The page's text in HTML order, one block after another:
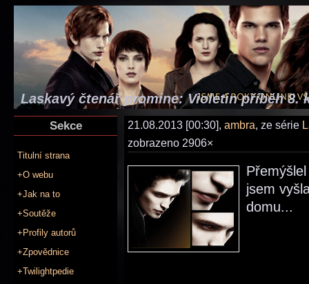
Laskavý čtenář promine: Violetin příběh 8.
Sekce
Titulní strana
+O webu
+Jak na to
+Soutěže
+Profily autorů
+Zpovědnice
+Twilightpedie
21.08.2013 [00:30], ambra, ze série
zobrazeno 2906×
jsem
domu...